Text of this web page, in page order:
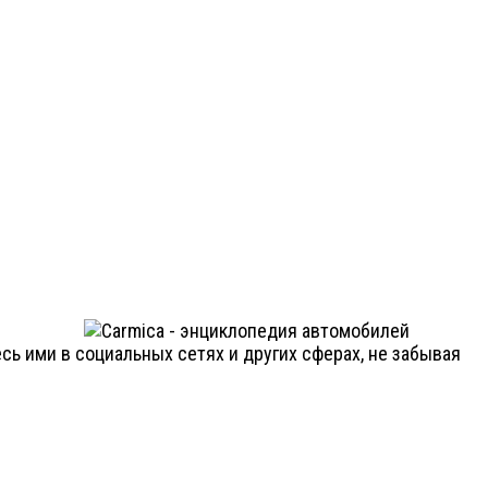
в социальных сетях и других сферах, не забывая